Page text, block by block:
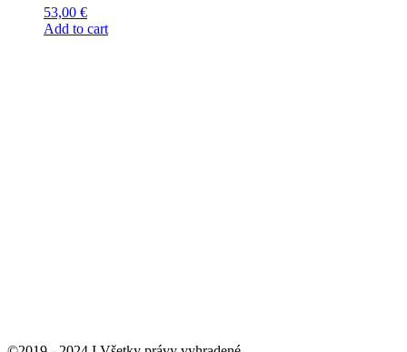
53,00 €
Add to cart